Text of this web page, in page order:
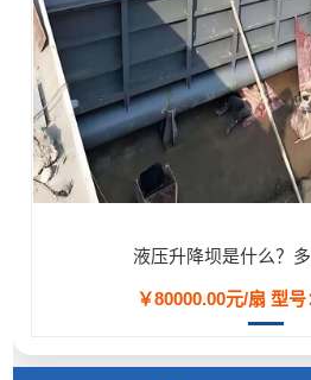
液压升降坝是什么？多
￥80000.00元/扇 型号